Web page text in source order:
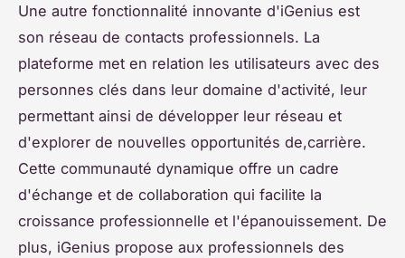
Une autre fonctionnalité innovante d'iGenius est
son réseau de contacts professionnels. La
plateforme met en relation les utilisateurs avec des
personnes clés dans leur domaine d'activité, leur
permettant ainsi de développer leur réseau et
d'explorer de nouvelles opportunités de,carrière.
Cette communauté dynamique offre un cadre
d'échange et de collaboration qui facilite la
croissance professionnelle et l'épanouissement. De
plus, iGenius propose aux professionnels des